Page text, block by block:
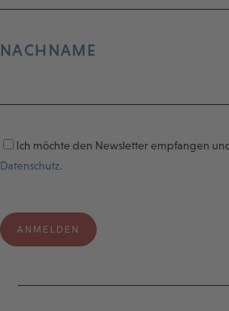
NACHNAME
Ich möchte den Newsletter empfangen
Datenschutz.